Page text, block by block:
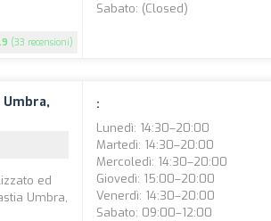
(33 recensioni)
Sabato: (closed)
ed
Umbra,
:
Lunedì: 14:30–20:00
Martedì: 14:30–20:00
Mercoledì: 14:30–20:00
Giovedì: 15:00–20:00
Venerdì: 14:30–20:00
Sabato: 09:00–12:00